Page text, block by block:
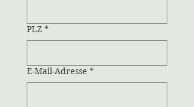
PLZ *
E-Mail-Adresse *